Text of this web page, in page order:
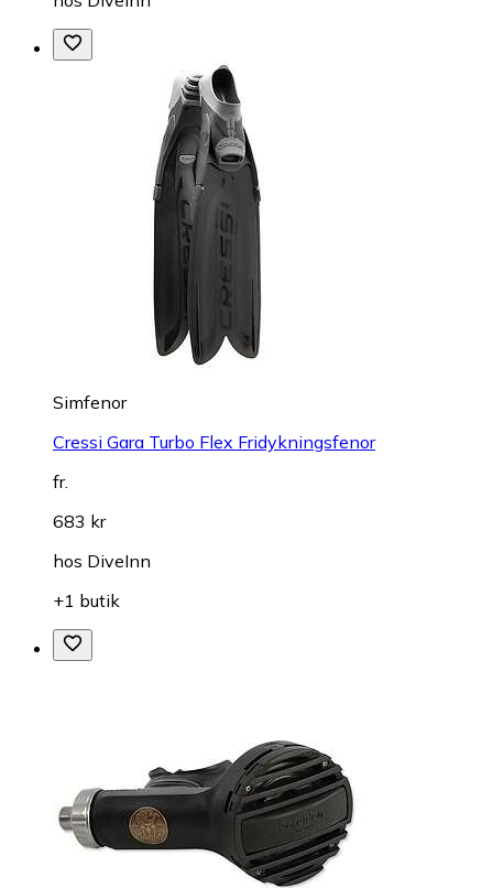
Simfenor
Cressi Gara Turbo Flex Fridykningsfenor
fr.
683 kr
hos DiveInn
+1 butik